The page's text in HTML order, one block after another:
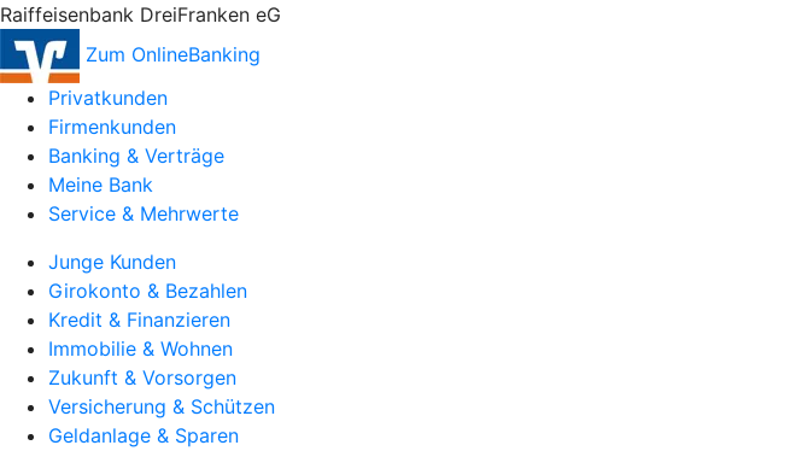
Raiffeisenbank DreiFranken eG
Zum OnlineBanking
Privatkunden
Firmenkunden
Banking & Verträge
Meine Bank
Service & Mehrwerte
Junge Kunden
Girokonto & Bezahlen
Kredit & Finanzieren
Immobilie & Wohnen
Zukunft & Vorsorgen
Versicherung & Schützen
Geldanlage & Sparen